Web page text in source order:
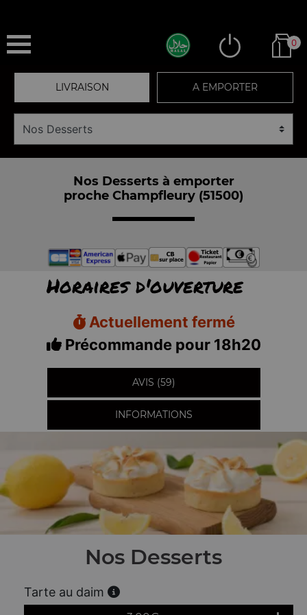
0
LIVRAISON A EMPORTER
Nos Desserts à emporter
proche Champfleury (51500)
Horaires d'ouverture
Actuellement fermé
Précommande pour 18h20
AVIS (59)
INFORMATIONS
Nos Desserts
Tarte au daim